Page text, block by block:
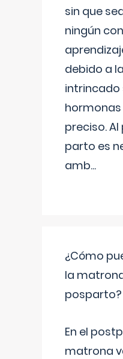
sin que
ningún
debido a
hormonas
preciso.
parto es
amb...
¿Cómo
la
posparto?
En el
matrona